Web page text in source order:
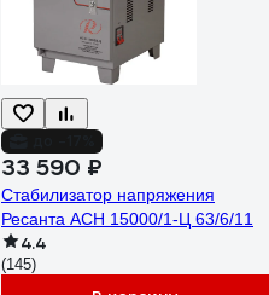
33 590 ₽
Стабилизатор напряжения
Ресанта АСН 15000/1-Ц 63/6/11
4.4
(145)